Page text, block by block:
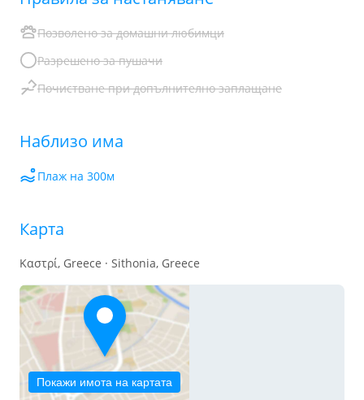
Позволено за домашни любимци
Разрешено за пушачи
Почистване при допълнително заплащане
Наблизо има
Плаж на 300м
Карта
Καστρί, Greece · Sithonia, Greece
Покажи имота на картата